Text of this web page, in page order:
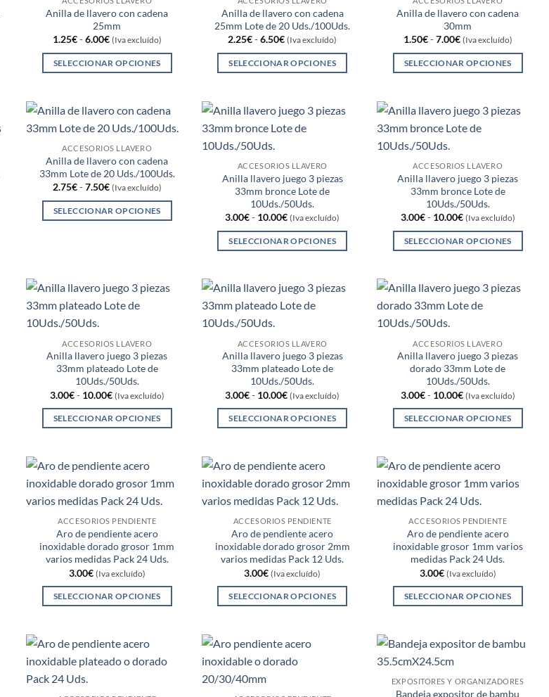
Las
opciones
se
pueden
la
página
de
producto
opciones
se
pueden
elegir
en
página
de
opciones
se
pueden
elegir
en
página
de
Anilla de llavero con cadena
25mm
1.25€-6.00€Rango
de
precios:
desde
(Iva excluído)
SELECCIONAR OPCIONES
tiene
múltiples
variantes.
Las
opciones
se
pueden
de
producto
Anilla de llavero con cadena
25mm Lote de 20 Uds./100Uds.
2.25€-6.50€Rango
de
precios:
desde
(Iva excluído)
SELECCIONAR OPCIONES
tiene
múltiples
Las
opciones
se
pueden
elegir
en
de
producto
Anilla de llavero con cadena
30mm
1.50€-7.00€Rango
de
precios:
desde
(Iva excluído)
SELECCIONAR OPCIONES
tiene
múltiples
Las
opciones
se
pueden
elegir
en
de
producto
ACCESORIOS LLAVERO
Anilla de llavero con cadena
33mm Lote de 20 Uds./100Uds.
2.75€-7.50€Rango
de
precios:
desde
(Iva excluído)
SELECCIONAR OPCIONES
variantes.
Las
se
pueden
elegir
en
la
página
ACCESORIOS LLAVERO
Anilla llavero juego 3 piezas
33mm bronce Lote de
10Uds./50Uds.
3.00€- 10.00€Rango
de
precios:
desde
(Iva excluído)
SELECCIONAR OPCIONES
tiene
múltiples
Las
opciones
se
pueden
elegir
en
de
producto
ACCESORIOS LLAVERO
Anilla llavero juego 3 piezas
33mm bronce Lote de
10Uds./50Uds.
3.00€- 10.00€Rango
de
precios:
desde
(Iva excluído)
SELECCIONAR OPCIONES
tiene
múltiples
Las
opciones
se
pueden
elegir
en
de
producto
ACCESORIOS LLAVERO
Anilla llavero juego 3 piezas
33mm plateado Lote de
10Uds./50Uds.
3.00€- 10.00€Rango
de
precios:
desde
(Iva excluído)
SELECCIONAR OPCIONES
tiene
múltiples
variantes.
Las
opciones
se
pueden
en
de
producto
ACCESORIOS LLAVERO
Anilla llavero juego 3 piezas
33mm plateado Lote de
10Uds./50Uds.
3.00€- 10.00€Rango
de
precios:
desde
(Iva excluído)
SELECCIONAR OPCIONES
tiene
múltiples
variantes.
Las
opciones
se
pueden
en
de
producto
ACCESORIOS LLAVERO
Anilla llavero juego 3 piezas
dorado 33mm Lote de
10Uds./50Uds.
3.00€- 10.00€Rango
de
precios:
desde
(Iva excluído)
SELECCIONAR OPCIONES
tiene
múltiples
variantes.
Las
opciones
se
pueden
en
de
ACCESORIOS PENDIENTE
Aro de pendiente acero
inoxidable dorado grosor 1mm
varios medidas Pack 24 Uds.
3.00€ (Iva excluído)
SELECCIONAR OPCIONES
tiene
múltiples
ACCESORIOS PENDIENTE
Aro de pendiente acero
inoxidable dorado grosor 2mm
varios medidas Pack 12 Uds.
3.00€ (Iva excluído)
SELECCIONAR OPCIONES
tiene
múltiples
ACCESORIOS PENDIENTE
Aro de pendiente acero
inoxidable grosor 1mm varios
medidas Pack 24 Uds.
3.00€ (Iva excluído)
SELECCIONAR OPCIONES
tiene
variantes.
EXPOSITORES Y ORGANIZADORES
Bandeja expositor de bambu